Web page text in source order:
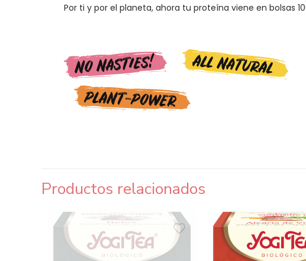
Por ti y por el planeta, ahora tu proteína viene en bolsas
Productos relacionados